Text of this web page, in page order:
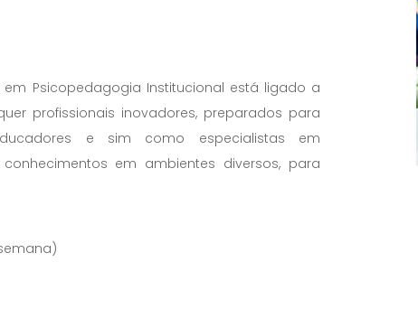
Psicopedagogia Institucional está ligado a
profissionais inovadores, preparados para
e sim como especialistas em
em ambientes diversos, para